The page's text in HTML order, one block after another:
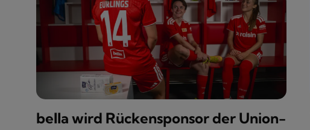
bella wird Rückensponsor der Union-